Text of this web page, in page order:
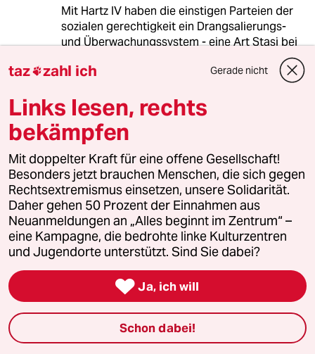
Mit Hartz IV haben die einstigen Parteien der
sozialen gerechtigkeit ein Drangsalierungs-
und Überwachungssystem - eine Art Stasi bei
für die Reichen gesenkt und die Finanzmärkte
dereguliert, was schließlich zur immer noch
andauernden Finanzkrise führte.
Seit der Finanzkrise hat Schwarz-Gelb mit
Zustimmung von Rot-Grün in der "Opposition"
700 Milliarden Euro Steuergelder der
Bankenlobby zum Zugriff geschenkt.
Aber den Hartz-IV-Betroffenen wird durch
unberechtigte systematische
Sanktionsmaßnahmen immer mehr Geld von
ihrem ohnehin schon zu niedrigen angesetzten
Existenzminimum weggenommen. Dagegen
macht Rot-Grün auch seit Jahren nichts in der
Opposition.
taz zahl ich Gerade nicht
Links lesen, rechts
bekämpfen
Mit doppelter Kraft für eine offene Gesellschaft!
Besonders jetzt brauchen Menschen, die sich gegen
Rechtsextremismus einsetzen, unsere Solidarität.
Daher gehen 50 Prozent der Einnahmen aus
Neuanmeldungen an „Alles beginnt im Zentrum“ –
eine Kampagne, die bedrohte linke Kulturzentren
und Jugendorte unterstützt. Sind Sie dabei?
 Ja, ich will
Schon dabei!